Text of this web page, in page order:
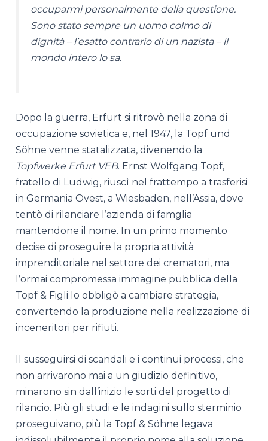
occuparmi personalmente della questione.
Sono stato sempre un uomo colmo di
dignità – l’esatto contrario di un nazista – il
mondo intero lo sa.
Dopo la guerra, Erfurt si ritrovò nella zona di
occupazione sovietica e, nel 1947, la Topf und
Söhne venne statalizzata, divenendo la
Topfwerke Erfurt VEB. Ernst Wolfgang Topf,
fratello di Ludwig, riuscì nel frattempo a trasferisi
in Germania Ovest, a Wiesbaden, nell’Assia, dove
tentò di rilanciare l’azienda di famglia
mantendone il nome. In un primo momento
decise di proseguire la propria attività
imprenditoriale nel settore dei crematori, ma
l’ormai compromessa immagine pubblica della
Topf & Figli lo obbligò a cambiare strategia,
convertendo la produzione nella realizzazione di
inceneritori per rifiuti.
Il susseguirsi di scandali e i continui processi, che
non arrivarono mai a un giudizio definitivo,
minarono sin dall’inizio le sorti del progetto di
rilancio. Più gli studi e le indagini sullo sterminio
proseguivano, più la Topf & Söhne legava